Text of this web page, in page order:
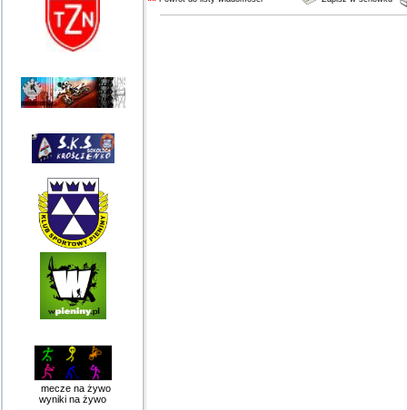
mecze na żywo
wyniki na żywo